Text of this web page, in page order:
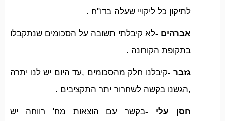
לתיקון כל ליקויי שעלה בדו"ח .
אברהים -לא קיבלתי תשובה על הסכומים שנתקבלו
בתקופת הקורונה .
גזבר -קיבלנו חלק מהסכומים ,עד היום יש לנו יתרה
,הגשנו בקשה לשחרור יתר התקציבים .
חסן עלי -בקשר עם הוצאות מח' רווחה יש